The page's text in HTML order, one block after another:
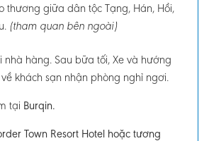
thương giữa dân tộc Tạng, Hán, Hồi,
(tham quan bên ngoài)
hàng. Sau bữa tối, Xe và hướng
khách sạn nhận phòng nghỉ ngơi.
tại Burqin.
Town Resort Hotel hoặc tương